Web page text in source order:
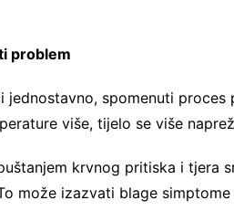
problem
jednostavno, spomenuti
više, tijelo se više
krvnog pritiska i tjera
može izazvati blage